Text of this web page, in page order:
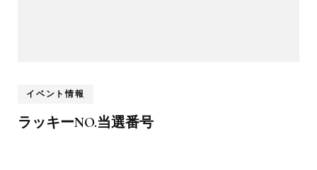
イベント情報
ラッキーNO.当選番号